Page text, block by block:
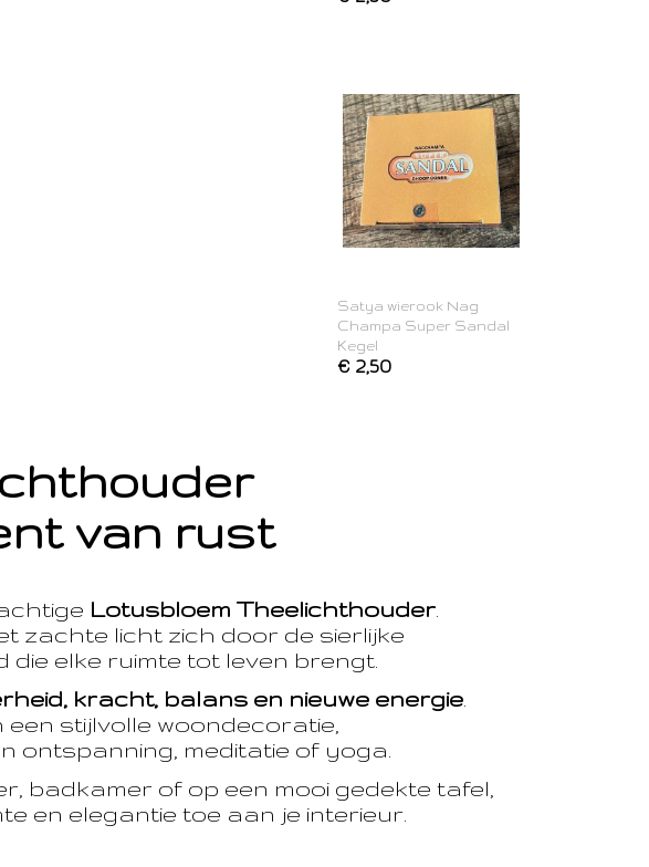
Satya wierook Nag
Champa Super Sandal
Kegel
€ 2,50
van rust
Lotusbloem Theelichthouder.
zachte licht zich door de sierlijke
elke ruimte tot leven brengt.
kracht, balans en nieuwe energie.
stijlvolle woondecoratie,
ontspanning, meditatie of yoga.
badkamer of op een mooi gedekte tafel,
en elegantie toe aan je interieur.